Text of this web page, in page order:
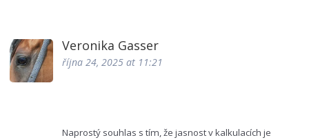
Veronika Gasser
října 24, 2025 at 11:21
Naprostý souhlas s tím, že jasnost v kalkulacích je